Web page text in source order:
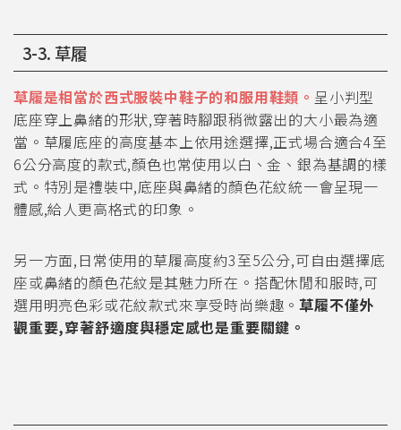
3-3. 草履
草履是相當於西式服裝中鞋子的和服用鞋類。 呈小判型
底座穿上鼻緒的形狀,穿著時腳跟稍微露出的大小最為適
當。草履底座的高度基本上依用途選擇,正式場合適合4至
6公分高度的款式,顏色也常使用以白、金、銀為基調的樣
式。特別是禮裝中,底座與鼻緒的顏色花紋統一會呈現一
體感,給人更高格式的印象。
另一方面,日常使用的草履高度約3至5公分,可自由選擇底
座或鼻緒的顏色花紋是其魅力所在。搭配休閒和服時,可
選用明亮色彩或花紋款式來享受時尚樂趣。草履不僅外
觀重要,穿著舒適度與穩定感也是重要關鍵。